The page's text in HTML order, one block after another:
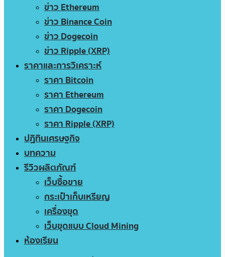
ข่าว Ethereum
ข่าว Binance Coin
ข่าว Dogecoin
ข่าว Ripple (XRP)
ราคาและการวิเคราะห์
ราคา Bitcoin
ราคา Ethereum
ราคา Dogecoin
ราคา Ripple (XRP)
ปฏิทินเศรษฐกิจ
บทความ
รีวิวผลิตภัณฑ์
เว็บซื้อขาย
กระเป๋าเก็บเหรียญ
เครื่องขุด
เว็บขุดแบบ Cloud Mining
ห้องเรียน